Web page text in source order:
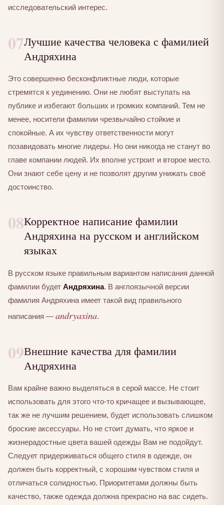
исследовательский интерес.
07Лучшие качества человека с фамилией
Андряхина
Это совершенно бесконфликтные люди, которые
стремятся к уединению. Они не любят выступать на
публике и избегают больших и громких компаний. Тем не
менее, носители фамилии чрезвычайно стойкие и
спокойные. А их чувству ответственности могут
позавидовать многие лидеры. Но они никогда не станут во
главе компании людей. Их вполне устроит и второе место.
Они знают себе цену и не позволят другим унижать своё
достоинство.
08Корректное написание фамилии
Андряхина на русском и английском
языках
В русском языке правильным вариантом написания данной
фамилии будет Андряхина. В англоязычной версии
фамилия Андряхина имеет такой вид правильного
написания — andryaxina.
09Внешние качества для фамилии
Андряхина
Вам крайне важно выделяться в серой массе. Не стоит
использовать для этого что-то кричащее и вызывающее,
так же не лучшим решением, будет использовать слишком
броские аксессуары. Но не стоит думать, что яркое и
жизнерадостные цвета вашей одежды Вам не подойдут.
Следует придерживаться общего стиля в одежде, он
должен быть корректный, с хорошим чувством стиля и
отличаться солидностью. Приоритетами должны быть
качество, также одежда должна прекрасно на вас сидеть.